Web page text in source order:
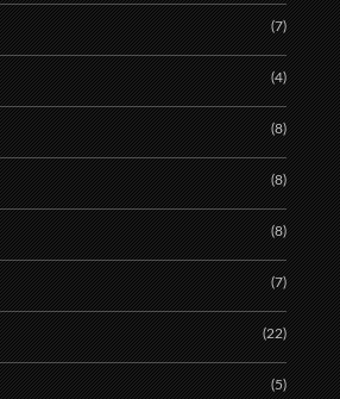
(7)
(4)
(8)
(8)
(8)
(7)
(22)
(5)